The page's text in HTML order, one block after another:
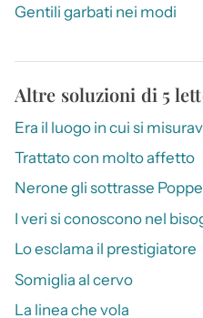
Gentili garbati nei modi
Altre soluzioni di 5
Era il luogo in cui si
Trattato con molto affetto
Nerone gli sottrasse
I veri si conoscono nel
Lo esclama il prestigiatore
Somiglia al cervo
La linea che vola